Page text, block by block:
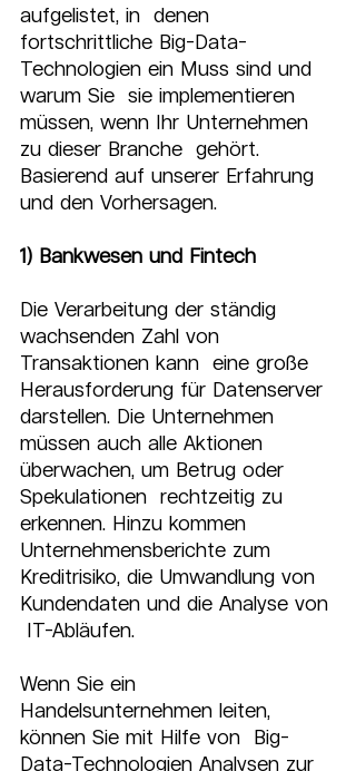
aufgelistet, in  denen
fortschrittliche Big-Data-
Technologien ein Muss sind und
warum Sie  sie implementieren
müssen, wenn Ihr Unternehmen
zu dieser Branche  gehört.
Basierend auf unserer Erfahrung
und den Vorhersagen.
1) Bankwesen und Fintech
Die Verarbeitung der ständig
wachsenden Zahl von
Transaktionen kann  eine große
Herausforderung für Datenserver
darstellen. Die Unternehmen
müssen auch alle Aktionen
überwachen, um Betrug oder
Spekulationen  rechtzeitig zu
erkennen. Hinzu kommen
Unternehmensberichte zum
Kreditrisiko, die Umwandlung von
Kundendaten und die Analyse von
IT-Abläufen.
Wenn Sie ein
Handelsunternehmen leiten,
können Sie mit Hilfe von  Big-
Data-Technologien Analysen zur